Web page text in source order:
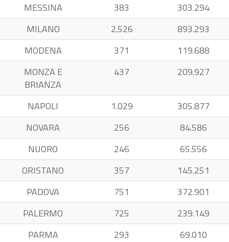
MESSINA
383
303.294
MILANO
2.526
893.293
MODENA
371
119.688
MONZA E
BRIANZA
437 209.927
NAPOLI 1.029
305.877
NOVARA
256
84.586
NUORO
246
65.556
ORISTANO
357
145.251
PADOVA
751
372.901
PALERMO
725
239.149
PARMA
293
69.010